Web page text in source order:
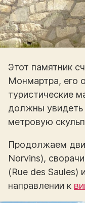
Этот памятник
Монмартра, его
туристические
должны увидеть
метровую
Продолжаем
Norvins),
(Rue des
направлении к